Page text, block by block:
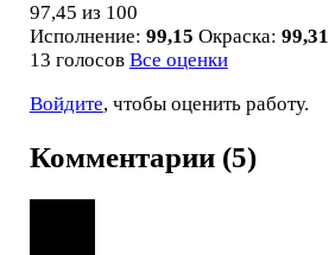
97,45 из 100
Исполнение: 99,15 Окраска: 99,31
13 голосов Все оценки
Войдите, чтобы оценить работу.
Комментарии (5)